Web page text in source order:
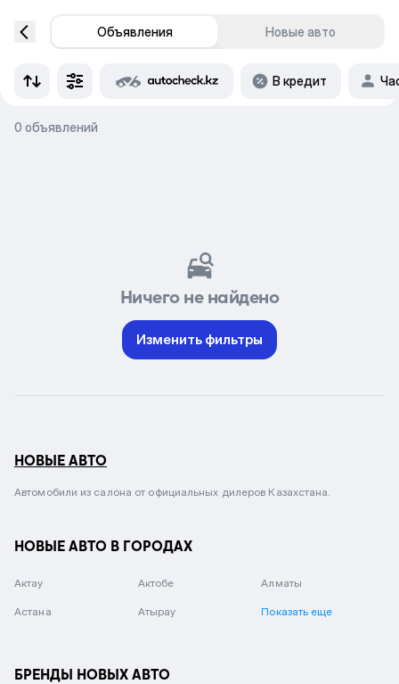
Объявления Новые авто
В кредит
0 объявлений
Ничего не найдено
Изменить фильтры
НОВЫЕ АВТО
Автомобили из салона от официальных дилеров Казахстана.
НОВЫЕ АВТО В ГОРОДАХ
Актау Актобе Алматы
Астана Атырау Показать еще
БРЕНДЫ НОВЫХ АВТО